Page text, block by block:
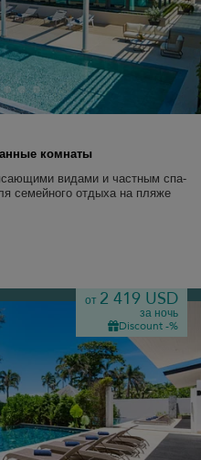
комнаты
видами и частным спа-
семейного отдыха на пляже
от 2 419 USD
за ночь
Discount -%